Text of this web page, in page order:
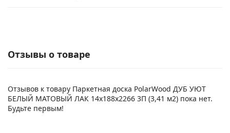
Отзывы о товаре
Отзывов к товару Паркетная доска PolarWood ДУБ УЮТ
БЕЛЫЙ МАТОВЫЙ ЛАК 14x188x2266 3П (3,41 м2) пока нет.
Будьте первым!